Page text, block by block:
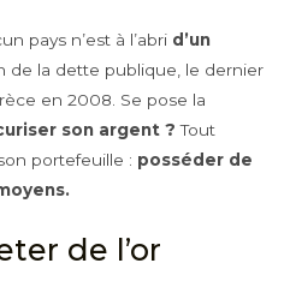
pays n’est à l’abri d’un
de la dette publique, le dernier
en 2008. Se pose la
son argent ? Tout
portefeuille : posséder de
de l’or